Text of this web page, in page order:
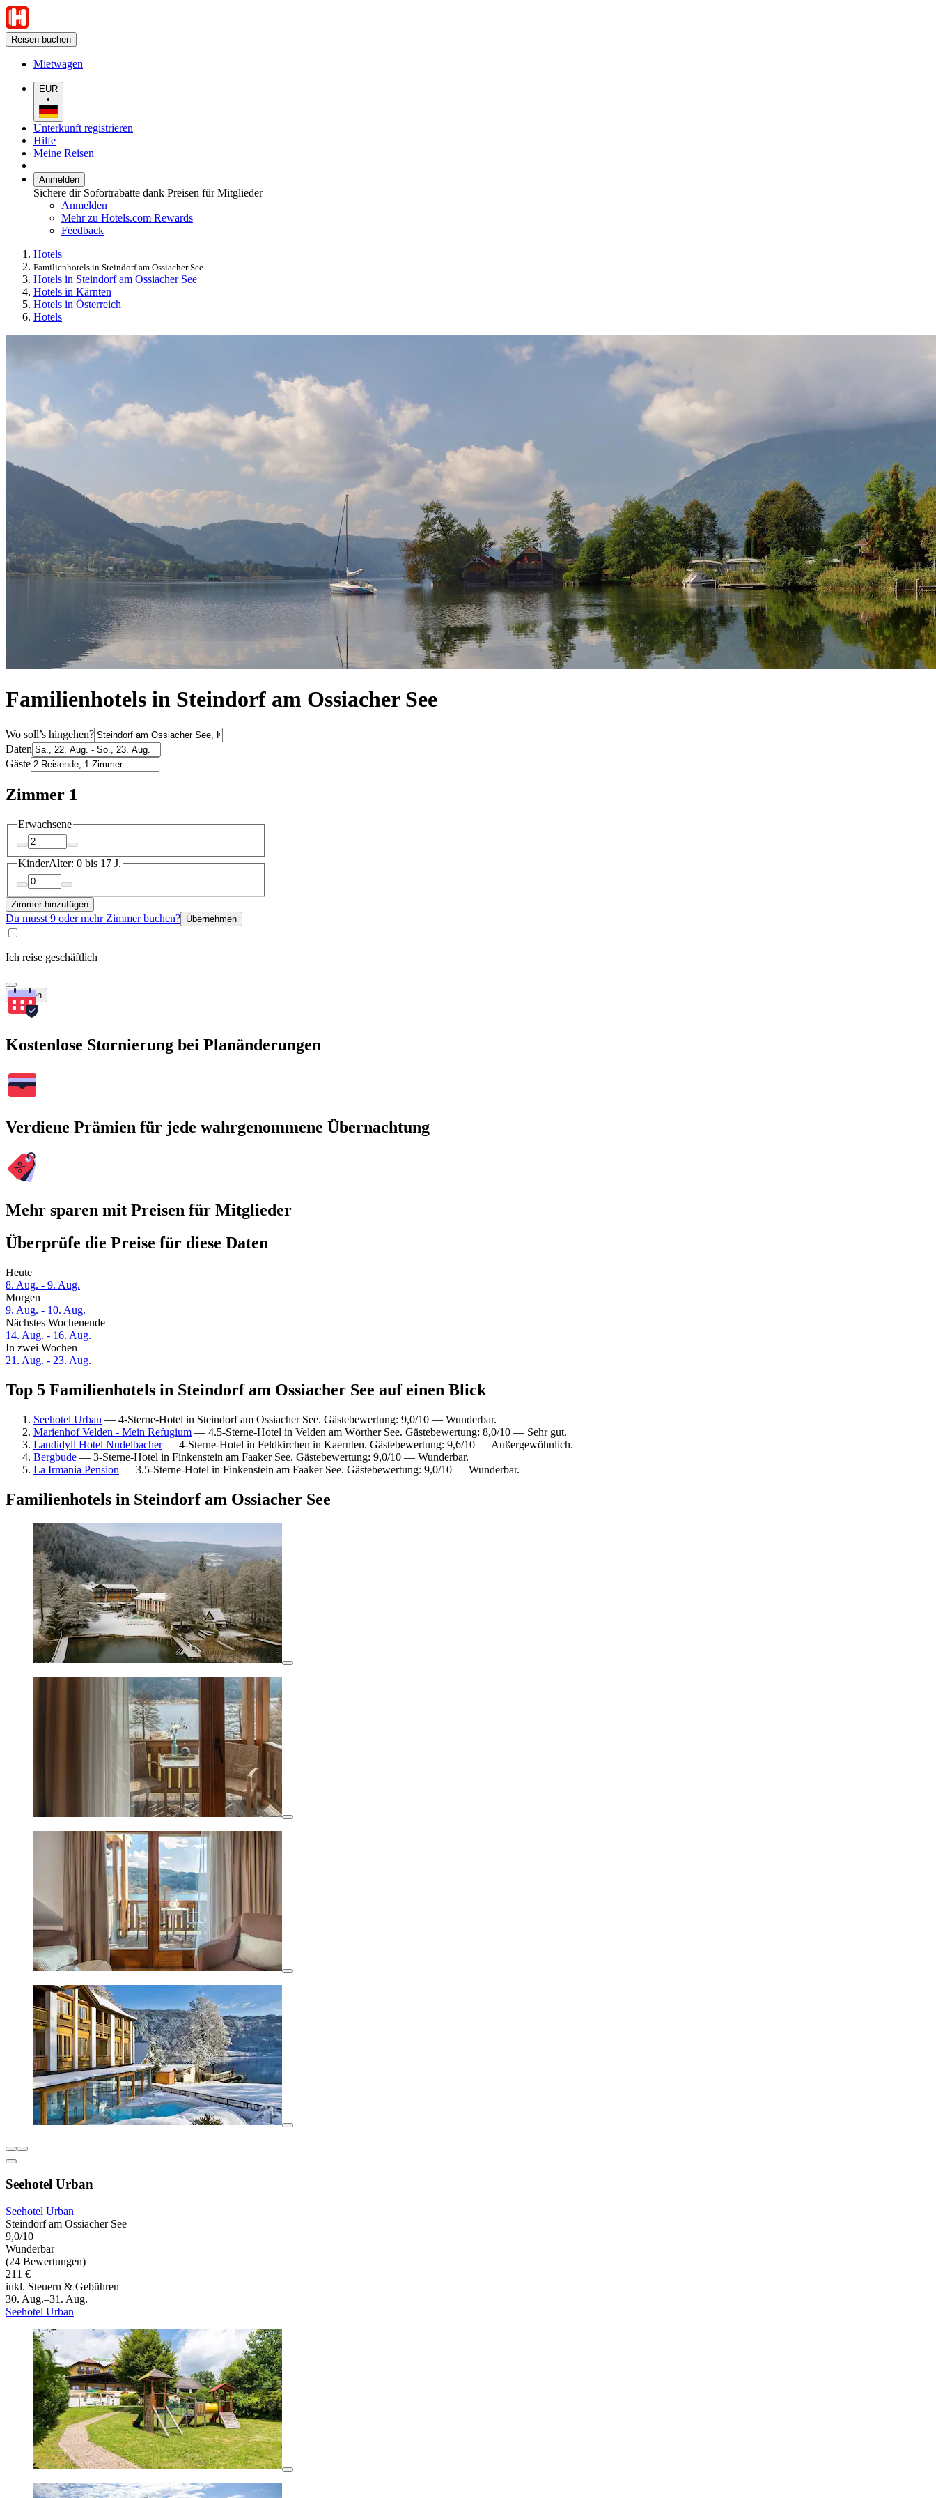
Reisen buchen
Mietwagen
EUR
•
Unterkunft registrieren
Hilfe
Meine Reisen
Anmelden
Sichere dir Sofortrabatte dank Preisen für Mitglieder
Anmelden
Mehr zu Hotels.com Rewards
Feedback
Hotels
Familienhotels in Steindorf am Ossiacher See
Hotels in Steindorf am Ossiacher See
Hotels in Kärnten
Hotels in Österreich
Hotels
Familienhotels in Steindorf am Ossiacher See
Wo soll’s hingehen?
Daten
Gäste
Zimmer 1
Erwachsene
KinderAlter: 0 bis 17 J.
Zimmer hinzufügen
Du musst 9 oder mehr Zimmer buchen? Übernehmen
Ich reise geschäftlich
Suchen
Kostenlose Stornierung bei Planänderungen
Verdiene Prämien für jede wahrgenommene Übernachtung
Mehr sparen mit Preisen für Mitglieder
Überprüfe die Preise für diese Daten
Heute
8. Aug. - 9. Aug.
Morgen
9. Aug. - 10. Aug.
Nächstes Wochenende
14. Aug. - 16. Aug.
In zwei Wochen
21. Aug. - 23. Aug.
Top 5 Familienhotels in Steindorf am Ossiacher See auf einen Blick
Seehotel Urban — 4-Sterne-Hotel in Steindorf am Ossiacher See. Gästebewertung: 9,0/10 — Wunderbar.
Marienhof Velden - Mein Refugium — 4.5-Sterne-Hotel in Velden am Wörther See. Gästebewertung: 8,0/10 — Sehr gut.
Landidyll Hotel Nudelbacher— 4-Sterne-Hotel in Feldkirchen in Kaernten. Gästebewertung: 9,6/10 — Außergewöhnlich.
Bergbude — 3-Sterne-Hotel in Finkenstein am Faaker See. Gästebewertung: 9,0/10 — Wunderbar.
La Irmania Pension — 3.5-Sterne-Hotel in Finkenstein am Faaker See. Gästebewertung: 9,0/10 — Wunderbar.
Familienhotels in Steindorf am Ossiacher See
Seehotel Urban
Seehotel Urban
Steindorf am Ossiacher See
9,0/10
Wunderbar
(24 Bewertungen)
211 €
inkl. Steuern & Gebühren
30. Aug.–31. Aug.
Seehotel Urban